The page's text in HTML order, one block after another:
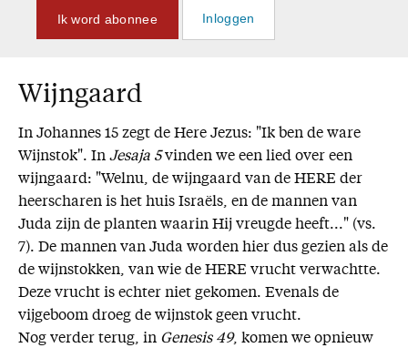
Ik word abonnee Inloggen
Wijngaard
In Johannes 15 zegt de Here Jezus: "Ik ben de ware
Wijnstok". In Jesaja 5vinden we een lied over een
wijngaard: "Welnu, de wijngaard van de HERE der
heerscharen is het huis Israëls, en de mannen van
Juda zijn de planten waarin Hij vreugde heeft..." (vs.
7). De mannen van Juda worden hier dus gezien als de
de wijnstokken, van wie de HERE vrucht verwachtte.
Deze vrucht is echter niet gekomen. Evenals de
vijgeboom droeg de wijnstok geen vrucht.
Nog verder terug, in Genesis 49, komen we opnieuw